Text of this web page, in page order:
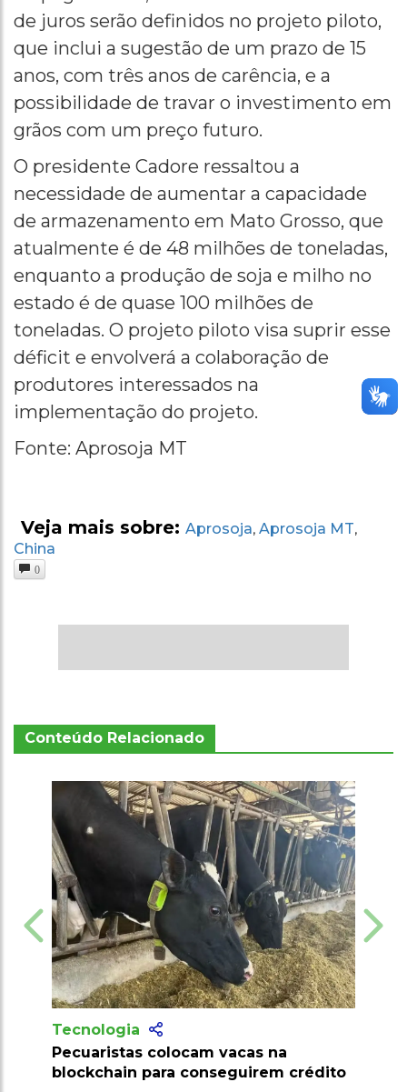
de juros serão definidos no projeto piloto,
que inclui a sugestão de um prazo de 15
anos, com três anos de carência, e a
possibilidade de travar o investimento em
grãos com um preço futuro.
O presidente Cadore ressaltou a
necessidade de aumentar a capacidade
de armazenamento em Mato Grosso, que
atualmente é de 48 milhões de toneladas,
enquanto a produção de soja e milho no
estado é de quase 100 milhões de
toneladas. O projeto piloto visa suprir esse
déficit e envolverá a colaboração de
produtores interessados na
implementação do projeto.
Fonte: Aprosoja MT
Veja mais sobre: Aprosoja, Aprosoja MT,
China
0
Conteúdo Relacionado
crédito
Tecnologia
Produtores recebem mais de 10
milhões de doses de vacinas contra